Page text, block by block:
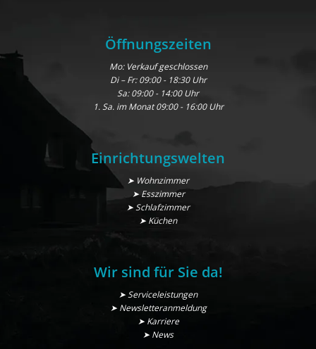
Öffnungszeiten
Mo: Verkauf geschlossen
Di – Fr: 09:00 - 18:30 Uhr
Sa: 09:00 - 14:00 Uhr
1. Sa. im Monat 09:00 - 16:00 Uhr
Einrichtungswelten
➤ Wohnzimmer
➤ Esszimmer
➤ Schlafzimmer
➤ Küchen
Wir sind für Sie da!
➤ Serviceleistungen
➤ Newsletteranmeldung
➤ Karriere
➤ News